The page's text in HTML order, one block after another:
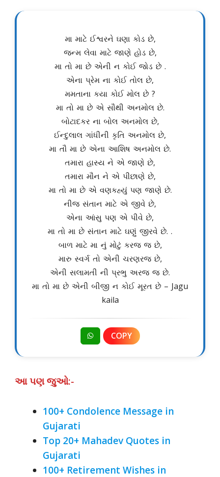
મા માટે ઈશ્વરને ઘણા કોડ છે,
જન્મ લેવા માટે જાણે હોડ છે,
મા તો મા છે એની ન કોઈ જોડ છે .
એના પ્રેમ ના કોઈ તોલ છે,
મમતાના કયા કોઈ મોલ છે ?
મા તો મા છે એ સૌથી અનમોલ છે.
બોટાદકર ના બોલ અનમોલ છે,
ઈન્દુલાલ ગાંધીની કૃતિ અનમોલ છે,
મા તૌ મા છે એના આશિષ અનમોલ છે.
તમારા હાસ્ય ને એ જાણે છે,
તમારા મૌન ને એ પીછાણે છે,
મા તો મા છે એ વણકહ્યું પણ જાણે છે.
નીજ સંતાન માટે એ જીવે છે,
એના આંસુ પણ એ પીવે છે,
મા તો મા છે સંતાન માટે ઘણું જીરવે છે. .
બાળ માટે મા નું મોટું કરજ જ છે,
મારુ સ્વર્ગ તો એની ચરણરજ છે,
એની સલામતી ની પ્રભુ અરજ જ છે.
મા તો મા છે એની બીજી ન કોઈ મૂરત છે – Jagu
kaila
COPY
આ પણ જુઓ:-
100+ Condolence Message in
Gujarati
Top 20+ Mahadev Quotes in
Gujarati
100+ Retirement Wishes in